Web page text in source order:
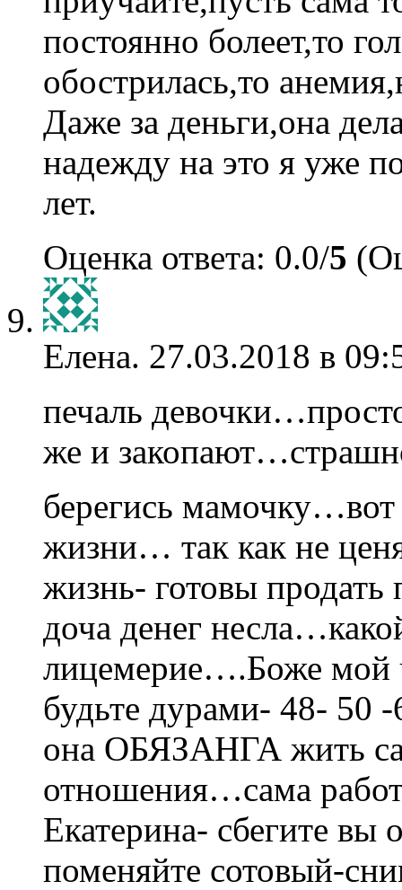
постоянно болеет,то
обострилась,то
Даже за деньги,она
надежду на это я уже
лет.
Оценка ответа: 0.0/5
Елена. 27.03.2018 в
печаль
же и
берегись
жизни… так как не
жизнь- готовы
доча денег
лицемерие….Боже мой
будьте дурами- 48- 50
она ОБЯЗАНГА жить
отношения…сама
Екатерина- сбегите вы
поменяйте сотовый-